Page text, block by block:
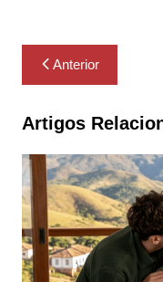
Navegação
de
Post
Anterior
Artigos